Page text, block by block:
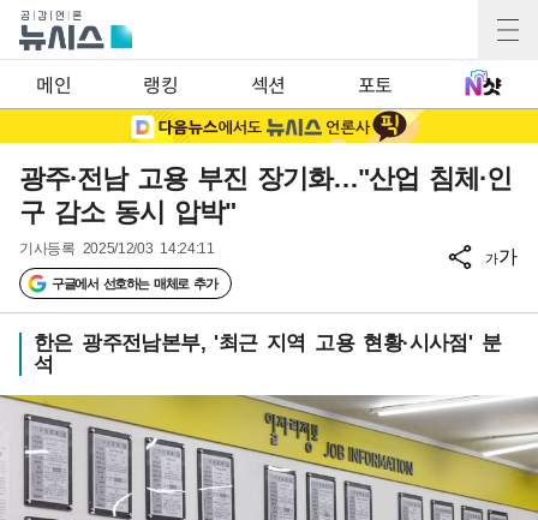
메인 랭킹 섹션 포토
광주·전남 고용 부진 장기화…"산업 침체·인
구 감소 동시 압박"
기사등록 2025/12/03 14:24:11
구글에서 선호하는 매체로 추가
가가
한은 광주전남본부, '최근 지역 고용 현황·시사점' 분
석